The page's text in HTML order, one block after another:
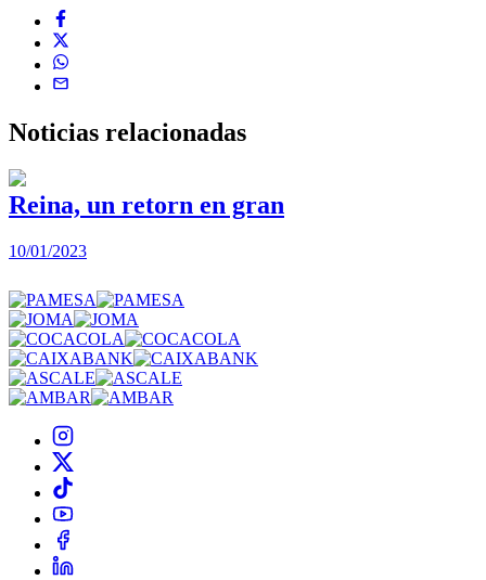
Noticias relacionadas
Reina, un retorn en gran
10/01/2023